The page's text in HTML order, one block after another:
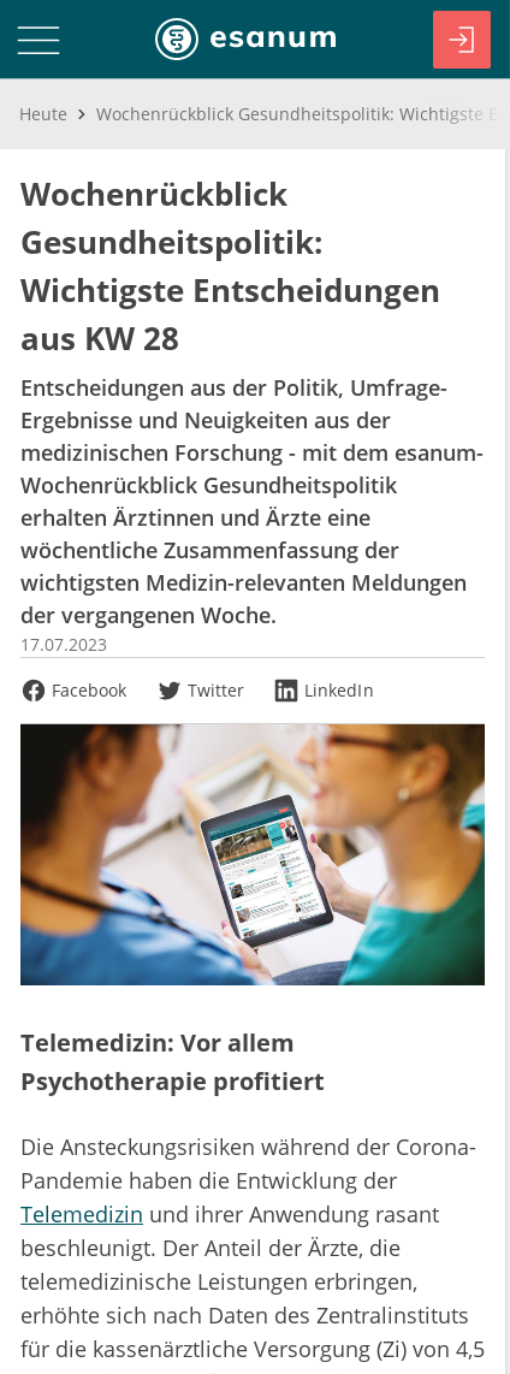
Heute
Wochenrückblick
Gesundheitspolitik:
Wichtigste Entscheidungen
aus KW 28
Entscheidungen aus der Politik, Umfrage-
Ergebnisse und Neuigkeiten aus der
medizinischen Forschung - mit dem esanum-
Wochenrückblick Gesundheitspolitik
erhalten Ärztinnen und Ärzte eine
wöchentliche Zusammenfassung der
wichtigsten Medizin-relevanten Meldungen
der vergangenen Woche.
17.07.2023
Facebook
Twitter LinkedIn
Telemedizin: Vor allem
Psychotherapie profitiert
Die Ansteckungsrisiken während der Corona-
Pandemie haben die Entwicklung der
Telemedizin und ihrer Anwendung rasant
beschleunigt. Der Anteil der Ärzte, die
telemedizinische Leistungen erbringen,
erhöhte sich nach Daten des Zentralinstituts
für die kassenärztliche Versorgung (Zi) von 4,5